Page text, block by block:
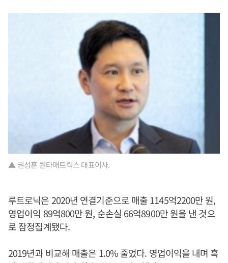
▲ 권성훈 퀀타매트릭스 대표이사.
루트로닉은 2020년 연결기준으로 매출 1145억2200만 원,
영업이익 89억800만 원, 순손실 66억8900만 원을 낸 것으
로 잠정집계됐다.
2019년과 비교해 매출은 1.0% 줄었다. 영업이익을 내며 흑